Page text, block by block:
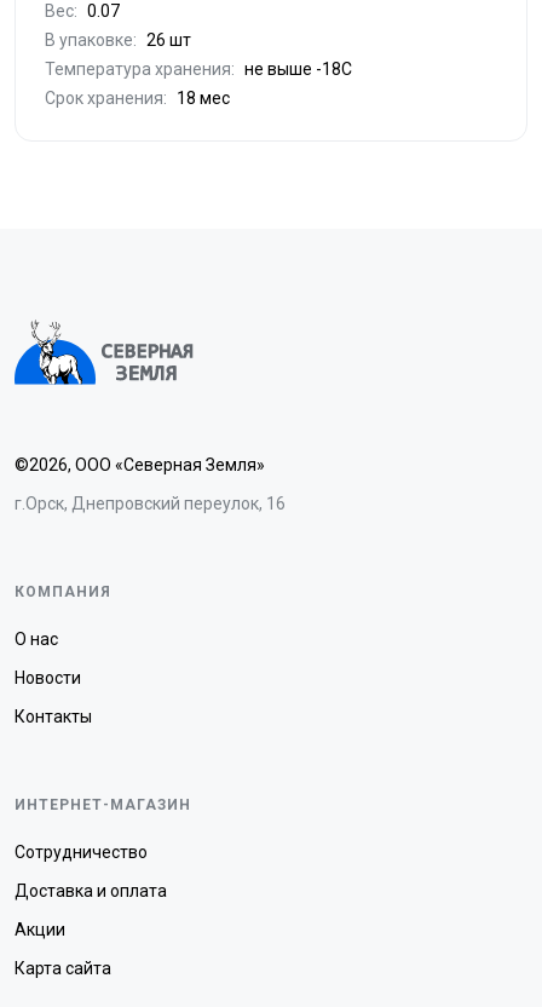
Вес: 0.07
В упаковке: 26 шт
Температура хранения: не выше -18С
Срок хранения:
18 мес
©2026, ООО «Северная Земля»
г.Орск, Днепровский переулок, 16
КОМПАНИЯ
О нас
Новости
Контакты
ИНТЕРНЕТ-МАГАЗИН
Сотрудничество
Доставка и оплата
Акции
Карта сайта